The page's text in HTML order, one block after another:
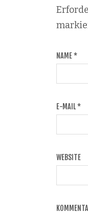
NAME*
E-MAIL*
WEBSITE